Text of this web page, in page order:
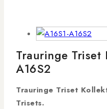
Trauringe Triset
A16S2
Trauringe Triset
Trisets.